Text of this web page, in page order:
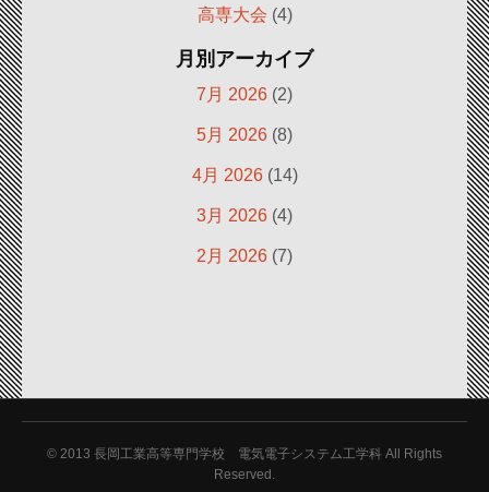
高専大会 (4)
月別アーカイブ
7月 2026 (2)
5月 2026 (8)
4月 2026(14)
3月 2026 (4)
2月 2026 (7)
© 2013 長岡工業高等専門学校 電気電子システム工学科 All Rights
Reserved.